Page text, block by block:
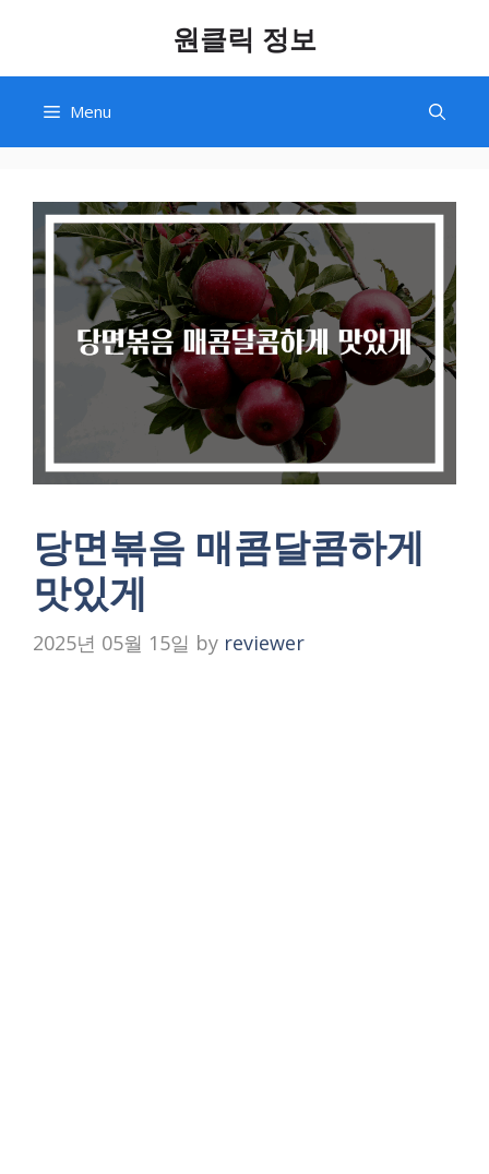
content
원클릭 정보
Menu
당면볶음 매콤달콤하게
맛있게
2025년 05월 15일 by reviewer